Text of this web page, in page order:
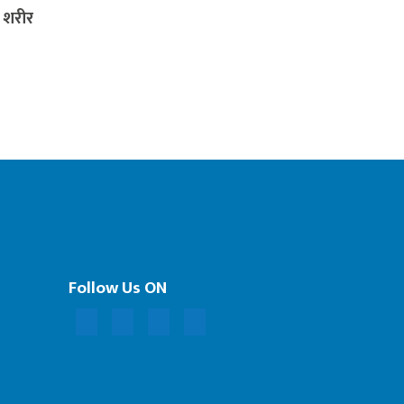
Follow Us ON